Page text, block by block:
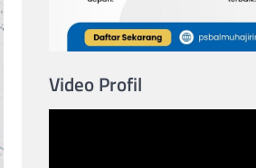
Video Profil